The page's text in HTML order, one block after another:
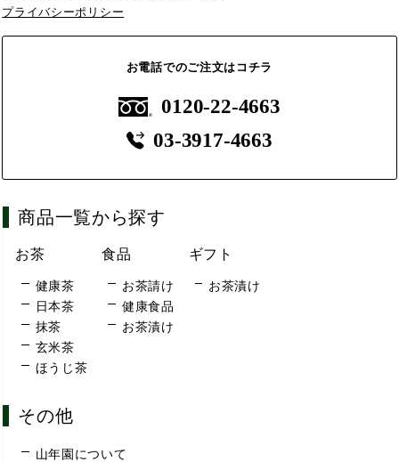
プライバシーポリシー
お電話でのご注文はコチラ
0120-22-4663
03-3917-4663
商品一覧から探す
お茶
健康茶
日本茶
抹茶
玄米茶
ほうじ茶
食品
お茶請け
健康食品
お茶漬け
ギフト
お茶漬け
その他
山年園について